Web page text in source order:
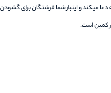
میکند و اینبار شما فرشتگان برای
کمین است.